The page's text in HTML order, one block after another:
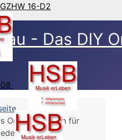
16-D2
- Das DIY
Online Magazin für